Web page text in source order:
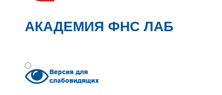
АКАДЕМИЯ ФНС ЛАБ